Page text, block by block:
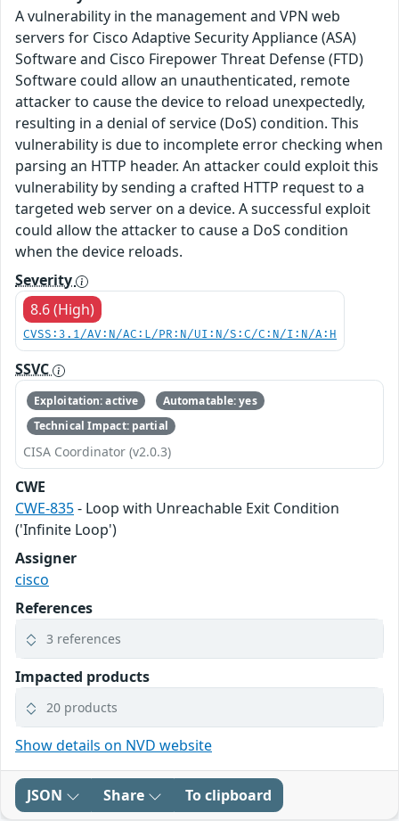
A vulnerability in the management and VPN web
servers for Cisco Adaptive Security Appliance (ASA)
Software and Cisco Firepower Threat Defense (FTD)
Software could allow an unauthenticated, remote
attacker to cause the device to reload unexpectedly,
resulting in a denial of service (DoS) condition. This
vulnerability is due to incomplete error checking when
parsing an HTTP header. An attacker could exploit this
vulnerability by sending a crafted HTTP request to a
targeted web server on a device. A successful exploit
could allow the attacker to cause a DoS condition
when the device reloads.
Severity
8.6 (High)
CVSS:3.1/AV:N/AC:L/PR:N/UI:N/S:C/C:N/I:N/A:H
SSVC
Exploitation: active
Automatable: yes
Technical Impact: partial
CISA Coordinator (v2.0.3)
CWE
CWE-835- Loop with Unreachable Exit Condition
('Infinite Loop')
Assigner
cisco
References
3 references
Impacted products
20 products
Show details on NVD website
JSON Share To clipboard